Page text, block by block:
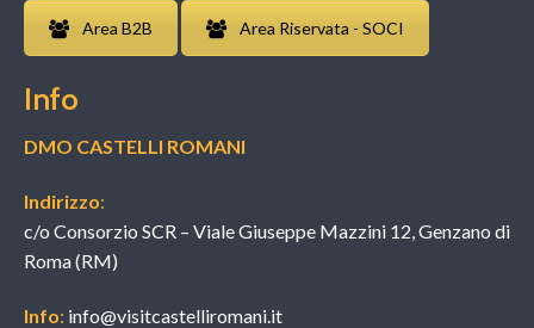
Area B2B Area Riservata - SOCI
Info
DMO CASTELLI ROMANI
Indirizzo:
c/o Consorzio SCR – Viale Giuseppe Mazzini 12, Genzano di
Roma (RM)
Info: info@visitcastelliromani.it